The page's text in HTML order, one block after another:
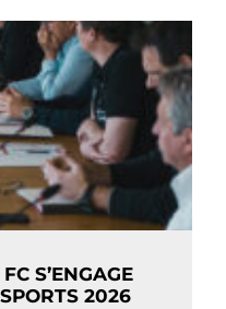
S’ENGAGE
2026